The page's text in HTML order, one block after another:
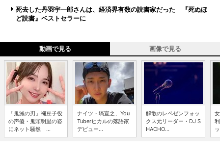
死去した丹羽宇一郎さんは、経済界有数の読書家だった 『死ぬほ
ど読書』ベストセラーに
動画で見る 画像で見る
「鬼滅の刃」禰豆子役
の声優・鬼頭明里の姿
にネット騒然 ...
ナイツ・塙宣之、You
Tuberヒカルの落語家
デビュー...
解散のレペゼンフォッ
クス元リーダー・DJ S
HACHO...